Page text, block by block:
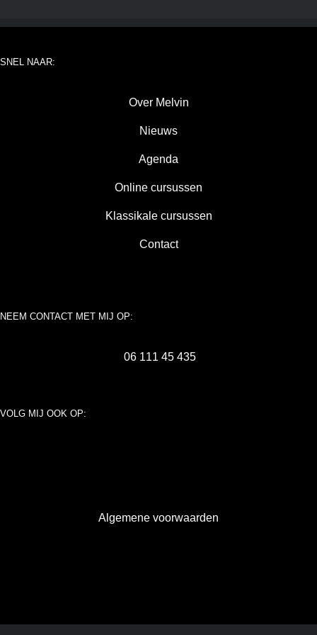
SNEL NAAR:
Over Melvin
Nieuws
Agenda
Online cursussen
Klassikale cursussen
Contact
NEEM CONTACT MET MIJ OP:
06 111 45 435
VOLG MIJ OOK OP:
Algemene voorwaarden